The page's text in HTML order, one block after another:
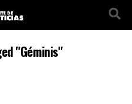
"Géminis"